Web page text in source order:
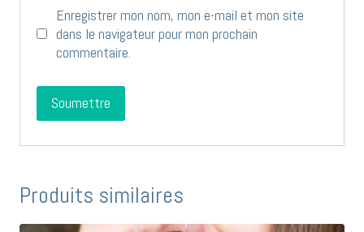
Enregistrer mon nom, mon e-mail et mon site
dans le navigateur pour mon prochain
commentaire.
Produits similaires